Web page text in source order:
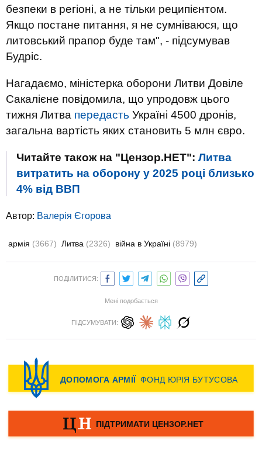
безпеки в регіоні, а не тільки реципієнтом.
Якщо постане питання, я не сумніваюся, що
литовський прапор буде там", - підсумував
Будріс.
Нагадаємо, міністерка оборони Литви Довіле
Сакалієне повідомила, що упродовж цього
тижня Литва передасть Україні 4500 дронів,
загальна вартість яких становить 5 млн євро.
Читайте також на "Цензор.НЕТ": Литва
витратить на оборону у 2025 році близько
4% від ВВП
Автор: Валерія Єгорова
армія (3667) Литва (2326) війна в Україні (8979)
ПОДІЛИТИСЯ:
Мені подобається
ПІДСУМУВАТИ: